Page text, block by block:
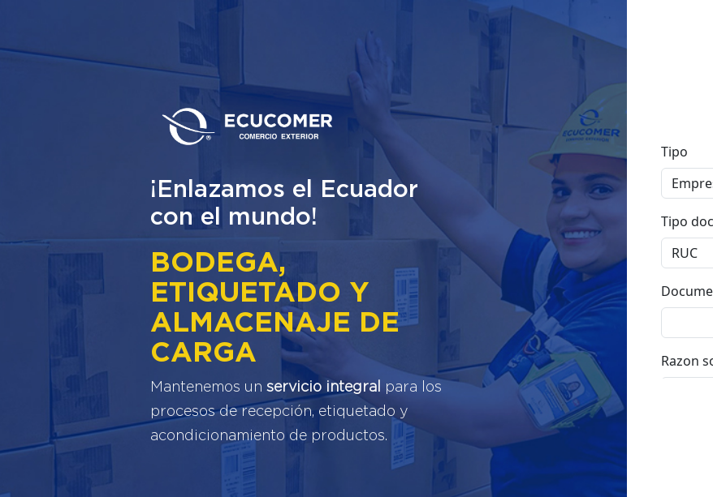
¡Enlazamos el Ecuador
con el mundo!
BODEGA,
ETIQUETADO Y
ALMACENAJE DE
CARGA
Mantenemos unservicio integral para los
procesos de recepción, etiquetado y
acondicionamiento de productos.